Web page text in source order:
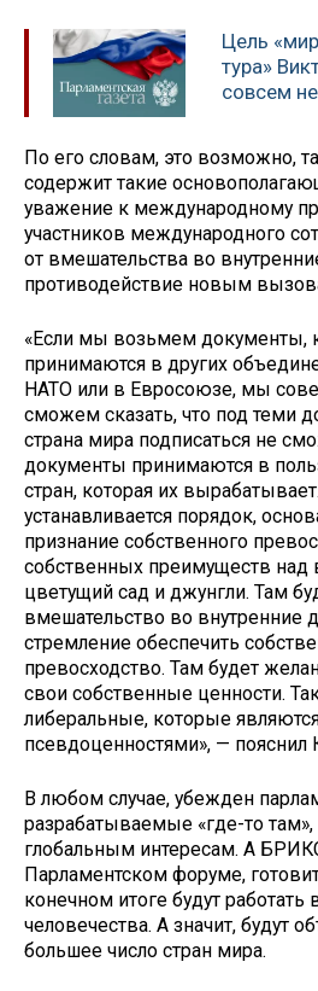
Цель
тура»
совсем
По его словам, это возможно,
содержит такие
уважение к международному
участников международного
от вмешательства во
противодействие новым
«Если мы возьмем документы,
принимаются в других
НАТО или в Евросоюзе, мы
сможем сказать, что под теми
страна мира подписаться не
документы принимаются в
стран, которая их
устанавливается порядок,
признание собственного
собственных преимуществ над
цветущий сад и джунгли. Там
вмешательство во внутренние
стремление обеспечить
превосходство. Там будет
свои собственные ценности.
либеральные, которые
псевдоценностями», — пояснил
В любом случае, убежден
разрабатываемые «где-то
глобальным интересам. А
Парламентском форуме,
конечном итоге будут работать
человечества. А значит, будут
большее число стран мира.